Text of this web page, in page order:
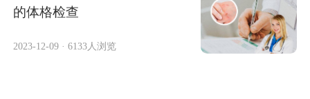
的体格检查
2023-12-09 · 6133人浏览